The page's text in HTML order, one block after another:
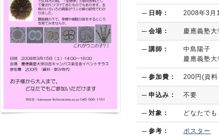
日時： 2008年3
会場： 慶應義塾
講師：
中島陽子
慶應義塾
参加費： 200円(資
申込み： 不要
対象： どなたでも
参考： ポスター